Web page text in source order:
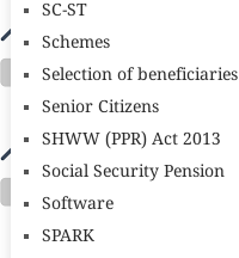
SC-ST
Schemes
Selection of beneficiaries
Senior Citizens
SHWW (PPR) Act 2013
Social Security Pension
Software
SPARK